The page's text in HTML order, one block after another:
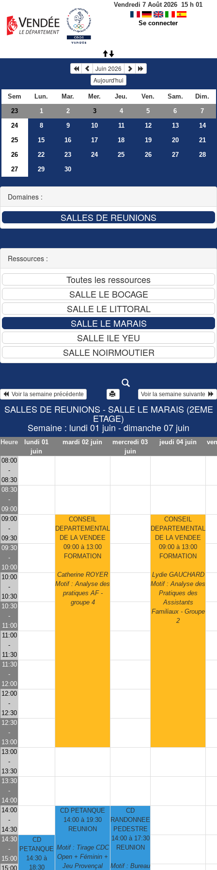
Vendredi 7 Août 2026 15 h 01
Se connecter
Juin 2026
Aujourd'hui
Sem Lun. Mar. Mer. Jeu. Ven. Sam.
Dim.
23
1 2 3 4 5 6
7
24
8 9 10 11 12 13
14
25
15 16 17 18 19 20
21
26
22 23 24 25 26 27
28
27
29 30
Domaines :
Ressources :
  Voir la semaine précédente
Voir la semaine suivante
SALLES DE REUNIONS - SALLE LE MARAIS (2EME
ETAGE)
Semaine : lundi 01 juin - dimanche 07 juin
Heure
lundi 01
juin
mardi 02 juin
mercredi 03
juin
jeudi 04 juin
08:00
-
08:30
08:30
-
09:00
09:00
-
09:30
CONSEIL
DEPARTEMENTAL
DE LA VENDEE
09:00 à 13:00
FORMATION
Catherine ROYER
Motif : Analyse des
pratiques AF -
groupe 4
CONSEIL
DEPARTEMENTAL
DE LA VENDEE
09:00 à 13:00
FORMATION
Lydie GAUCHARD
Motif : Analyse des
Pratiques des
Assistants
Familiaux - Groupe
2
09:30
-
10:00
10:00
-
10:30
10:30
-
11:00
11:00
-
11:30
11:30
-
12:00
12:00
-
12:30
12:30
-
13:00
13:00
-
13:30
13:30
-
14:00
14:00
-
14:30
CD PETANQUE
14:00 à 19:30
REUNION
Motif : Tirage CDC
Open + Féminin +
Jeu Provençal
CD
RANDONNEE
PEDESTRE
14:00 à 17:30
REUNION
Motif : Bureau
14:30
-
15:00
CD
PETANQUE
14:30 à
18:30
15:00